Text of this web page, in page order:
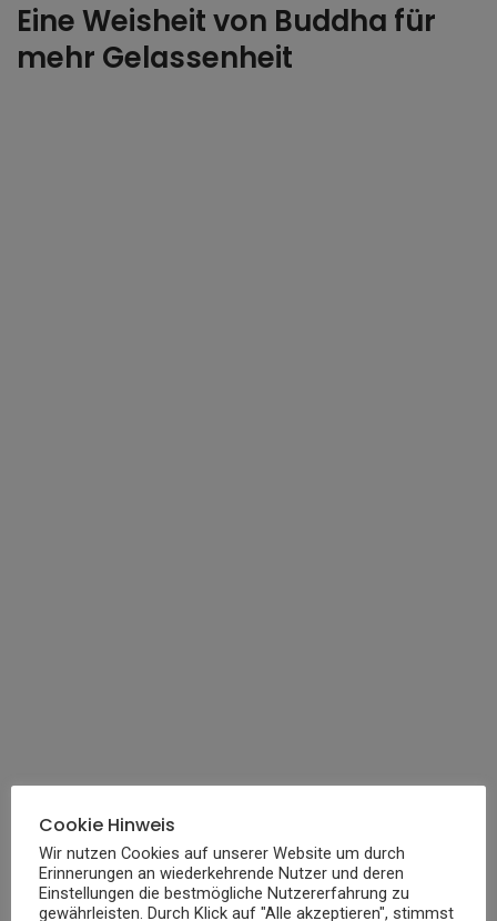
Eine Weisheit von Buddha für
mehr Gelassenheit
Die Lehren von Buddhabeschäftigen sich seit
Cookie Hinweis
Wir nutzen Cookies auf unserer Website um durch
Erinnerungen an wiederkehrende Nutzer und deren
Einstellungen die bestmögliche Nutzererfahrung zu
gewährleisten. Durch Klick auf "Alle akzeptieren", stimmst